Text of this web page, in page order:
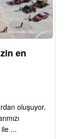
en
oluşuyor.
...